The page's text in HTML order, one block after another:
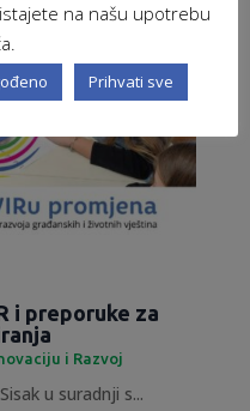
i preporuke za
i Razvoj
u suradnji s...
na našu upotrebu
Prihvati sve